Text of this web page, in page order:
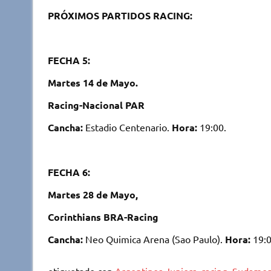
PRÓXIMOS PARTIDOS RACING:
FECHA 5:
Martes 14 de Mayo.
Racing-Nacional PAR
Cancha: Estadio Centenario. Hora: 19:00.
FECHA 6:
Martes 28 de Mayo,
Corinthians BRA-Racing
Cancha: Neo Quimica Arena (Sao Paulo). Hora: